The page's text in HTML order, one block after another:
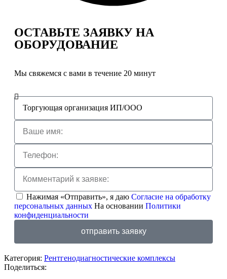
ОСТАВЬТЕ ЗАЯВКУ НА
ОБОРУДОВАНИЕ
Мы свяжемся с вами в течение 20 минут
Нажимая «Отправить», я даю Согласие на обработку
персональных данных На основании Политики
конфиденциальности
отправить заявку
Категория: Рентгенодиагностические комплексы
Поделиться: